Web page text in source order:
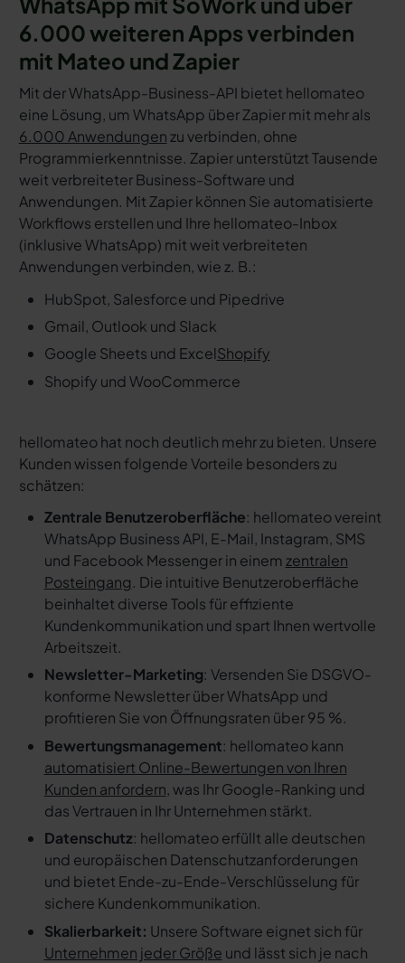
6.000 weiteren Apps verbinden
mit Mateo und Zapier
Mit der WhatsApp-Business-API bietet hellomateo
eine Lösung, um WhatsApp über Zapier mit mehr als
6.000 Anwendungenzu verbinden, ohne
Programmierkenntnisse. Zapier unterstützt Tausende
weit verbreiteter Business-Software und
Anwendungen. Mit Zapier können Sie automatisierte
Workflows erstellen und Ihre hellomateo-Inbox
(inklusive WhatsApp) mit weit verbreiteten
Anwendungen verbinden, wie z. B.:
HubSpot, Salesforce und Pipedrive
Gmail, Outlook und Slack
Google Sheets und ExcelShopify
Shopify und WooCommerce
hellomateo hat noch deutlich mehr zu bieten. Unsere
Kunden wissen folgende Vorteile besonders zu
schätzen:
Zentrale Benutzeroberfläche: hellomateo vereint
WhatsApp Business API, E-Mail, Instagram, SMS
und Facebook Messenger in einem zentralen
Posteingang. Die intuitive Benutzeroberfläche
beinhaltet diverse Tools für effiziente
Kundenkommunikation und spart Ihnen wertvolle
Arbeitszeit.
Newsletter-Marketing: Versenden Sie DSGVO-
konforme Newsletter über WhatsApp und
profitieren Sie von Öffnungsraten über 95 %.
Bewertungsmanagement: hellomateo kann
automatisiert Online-Bewertungen von Ihren
Kunden anfordern, was Ihr Google-Ranking und
das Vertrauen in Ihr Unternehmen stärkt.
Datenschutz: hellomateo erfüllt alle deutschen
und europäischen Datenschutzanforderungen
und bietet Ende-zu-Ende-Verschlüsselung für
sichere Kundenkommunikation.
Skalierbarkeit: Unsere Software eignet sich für
Unternehmen jeder Größe und lässt sich je nach